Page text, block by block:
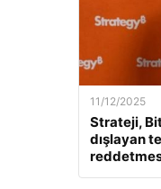
11/12/2025
Strateji,
dışlayan